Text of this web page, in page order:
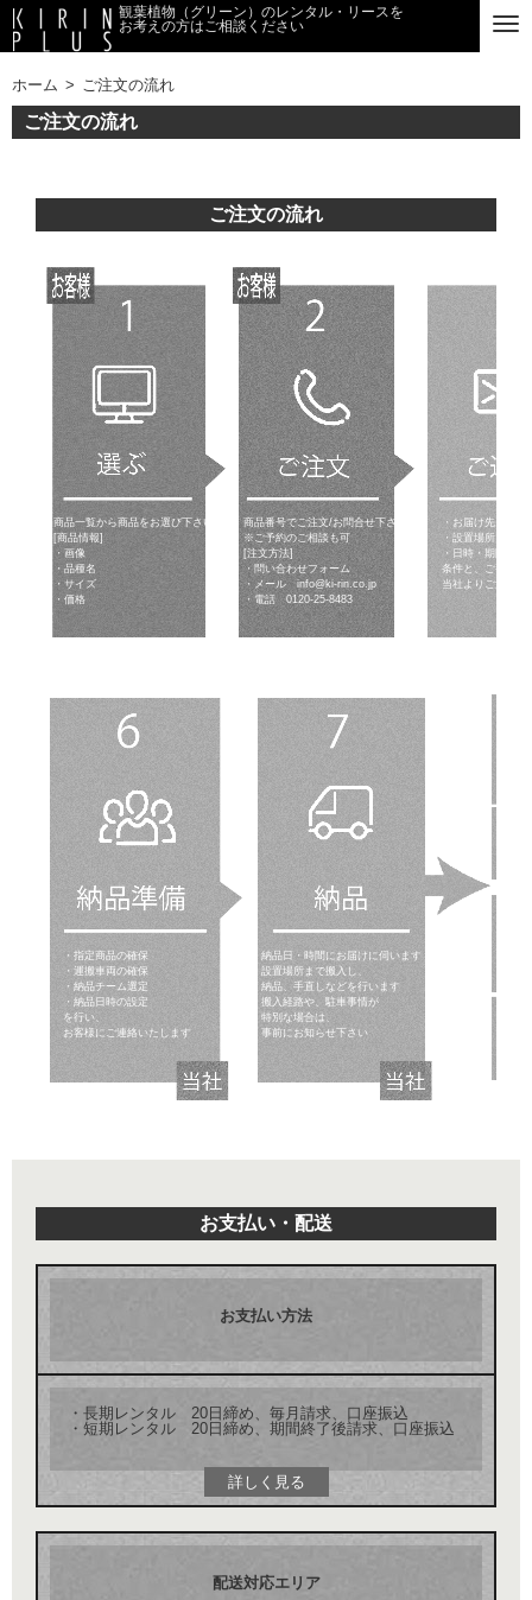
観葉植物（グリーン）のレンタル・リースを
お考えの方はご相談ください
ホーム ご注文の流れ
ご注文の流れ
ご注文の流れ
商品一覧から商品をお選び下さい
[商品情報]
・画像
・品種名
・サイズ
・価格
商品番号でご注文/お問合せ下さい
※ご予約のご相談も可
[注文方法]
・問い合わせフォーム
・メール info@ki-rin.co.jp
・電話0120-25-8483
・お届け先
・設置場所
・日時・期間など
条件と、ご要望を
当社よりご返信い
・指定商品の確保
・運搬車両の確保
・納品チーム選定
・納品日時の設定
を行い、
お客様にご連絡いたします
納品日・時間にお届けに伺います
設置場所まで搬入し、
納品、手直しなどを行います
搬入経路や、駐車事情が
特別な場合は、
事前にお知らせ下さい
お支払い・配送
お支払い方法
・長期レンタル 20日締め、毎月請求、口座振込
・短期レンタル 20日締め、期間終了後請求、口座振込
詳しく見る
配送対応エリア